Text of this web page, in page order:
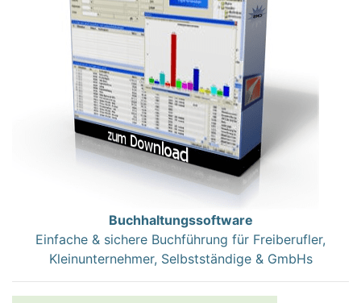
Buchhaltungssoftware
Einfache & sichere Buchführung für Freiberufler,
Kleinunternehmer, Selbstständige & GmbHs